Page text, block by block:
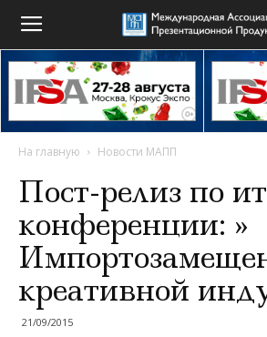
На главную Новости МАПП
Пост-релиз по
конференции: »
креативной
21/09/2015